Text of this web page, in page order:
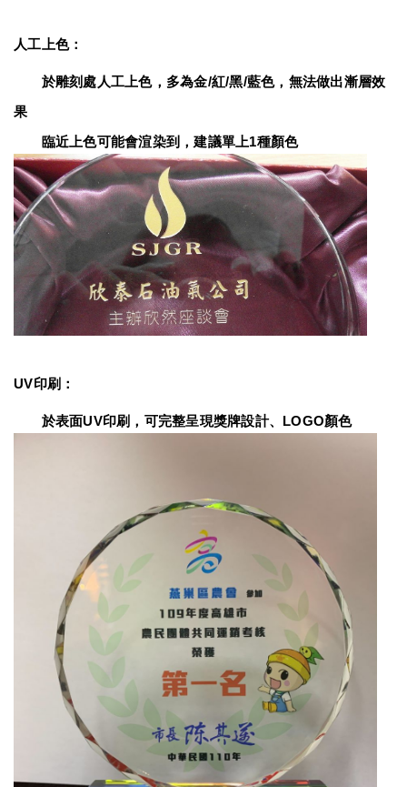
人工上色：
於雕刻處人工上色，多為金/紅/黑/藍色，無法做出漸層效
果
臨近上色可能會渲染到，建議單上1種顏色
UV印刷：
於表面UV印刷，可完整呈現獎牌設計、LOGO顏色